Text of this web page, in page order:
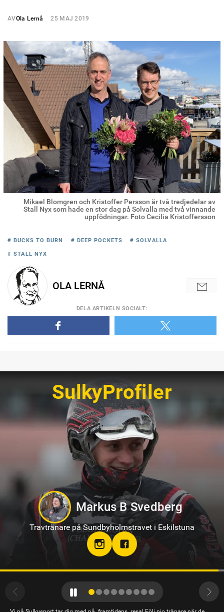
AVOla Lernå 25 MAJ 2019
Mikael Blomgren och Kristoffer Persson är två tredjedelar av
Stall Nyx som hade en stor dag på Solvalla med två vinnande
uppfödningar. Foto Cecilia Kristoffersson
# BUCKS TO BURN # DEEP POCKETS # SOLVALLA
# STALL NYX
OLA LERNÅ
DELA ARTIKELN SOCIALT:
SulkyProfiler
Jennifer Persson
Travtränare på Solvalla
teamjpab